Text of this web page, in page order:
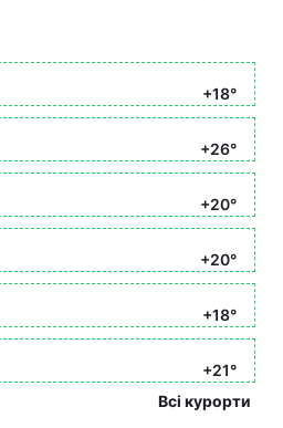
+18°
+26°
+20°
+20°
+18°
+21°
Всі курорти